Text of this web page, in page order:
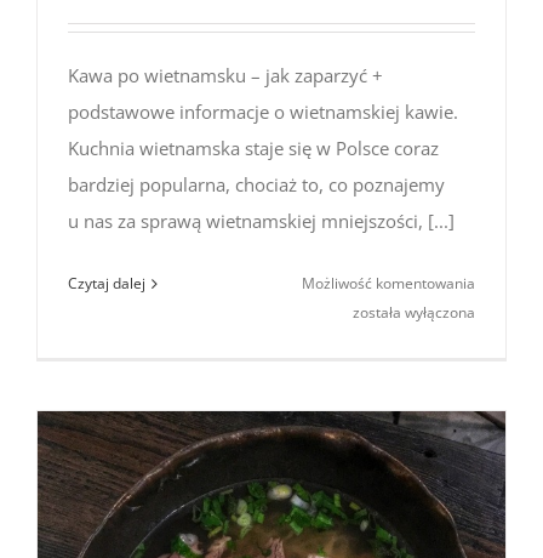
Kawa po wietnamsku – jak zaparzyć +
podstawowe informacje o wietnamskiej kawie.
Kuchnia wietnamska staje się w Polsce coraz
bardziej popularna, chociaż to, co poznajemy
u nas za sprawą wietnamskiej mniejszości, [...]
Czytaj dalej Możliwość komentowania
została wyłączona